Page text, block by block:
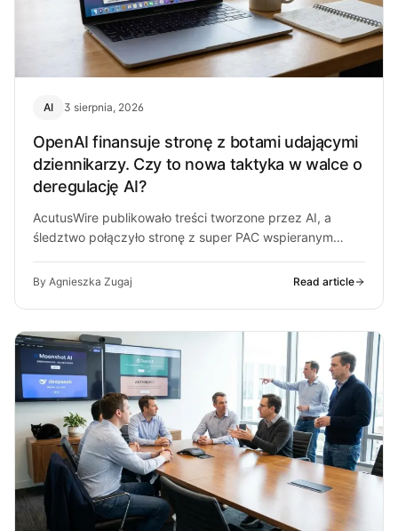
AI 3 sierpnia, 2026
OpenAI finansuje stronę z botami udającymi
dziennikarzy. Czy to nowa taktyka w walce o
deregulację AI?
AcutusWire publikowało treści tworzone przez AI, a
śledztwo połączyło stronę z super PAC wspieranym
By Agnieszka Zugaj Read article